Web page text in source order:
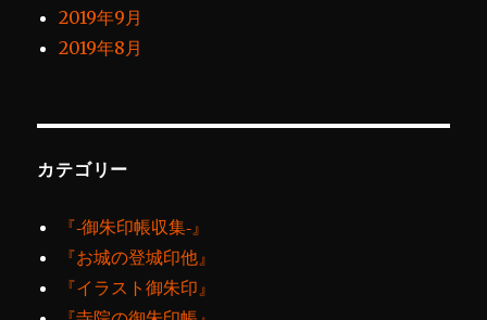
2019年9月
2019年8月
カテゴリー
『‐御朱印帳収集‐』
『お城の登城印他』
『イラスト御朱印』